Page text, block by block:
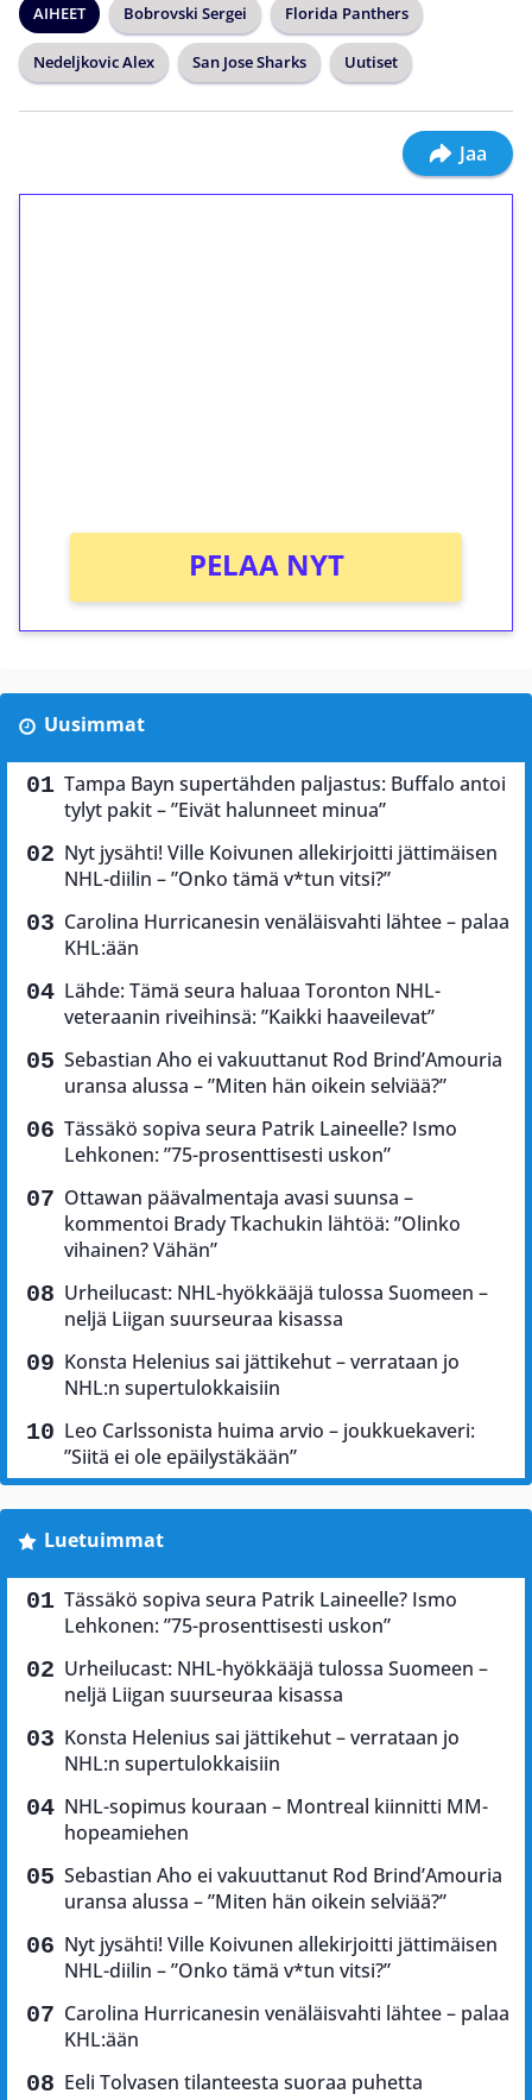
AIHEET Bobrovski Sergei Florida Panthers
Nedeljkovic Alex San Jose Sharks Uutiset
Jaa
PELAA NYT
Uusimmat
Tampa Bayn supertähden paljastus: Buffalo antoi
tylyt pakit – ”Eivät halunneet minua”
Nyt jysähti! Ville Koivunen allekirjoitti jättimäisen
NHL-diilin – ”Onko tämä v*tun vitsi?”
Carolina Hurricanesin venäläisvahti lähtee – palaa
KHL:ään
Lähde: Tämä seura haluaa Toronton NHL-
veteraanin riveihinsä: ”Kaikki haaveilevat”
Sebastian Aho ei vakuuttanut Rod Brind’Amouria
uransa alussa – ”Miten hän oikein selviää?”
Tässäkö sopiva seura Patrik Laineelle? Ismo
Lehkonen: ”75-prosenttisesti uskon”
Ottawan päävalmentaja avasi suunsa –
kommentoi Brady Tkachukin lähtöä: ”Olinko
vihainen? Vähän”
Urheilucast: NHL-hyökkääjä tulossa Suomeen –
neljä Liigan suurseuraa kisassa
Konsta Helenius sai jättikehut – verrataan jo
NHL:n supertulokkaisiin
Leo Carlssonista huima arvio – joukkuekaveri:
”Siitä ei ole epäilystäkään”
Luetuimmat
Tässäkö sopiva seura Patrik Laineelle? Ismo
Lehkonen: ”75-prosenttisesti uskon”
Urheilucast: NHL-hyökkääjä tulossa Suomeen –
neljä Liigan suurseuraa kisassa
Konsta Helenius sai jättikehut – verrataan jo
NHL:n supertulokkaisiin
NHL-sopimus kouraan – Montreal kiinnitti MM-
hopeamiehen
Sebastian Aho ei vakuuttanut Rod Brind’Amouria
uransa alussa – ”Miten hän oikein selviää?”
Nyt jysähti! Ville Koivunen allekirjoitti jättimäisen
NHL-diilin – ”Onko tämä v*tun vitsi?”
Carolina Hurricanesin venäläisvahti lähtee – palaa
KHL:ään
Eeli Tolvasen tilanteesta suoraa puhetta